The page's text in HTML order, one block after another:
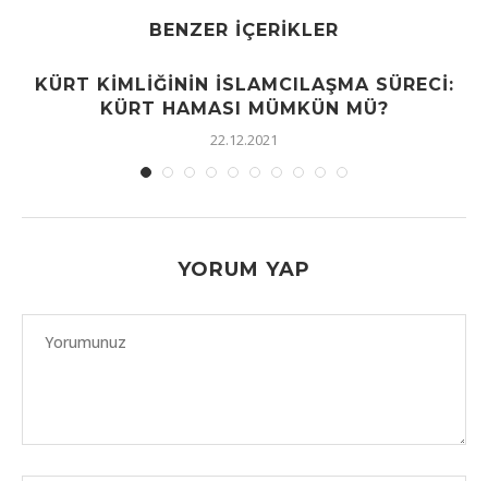
BENZER İÇERIKLER
KÜRT KIMLIĞININ İSLAMCILAŞMA SÜRECI:
KÜRT HAMASI MÜMKÜN MÜ?
22.12.2021
YORUM YAP